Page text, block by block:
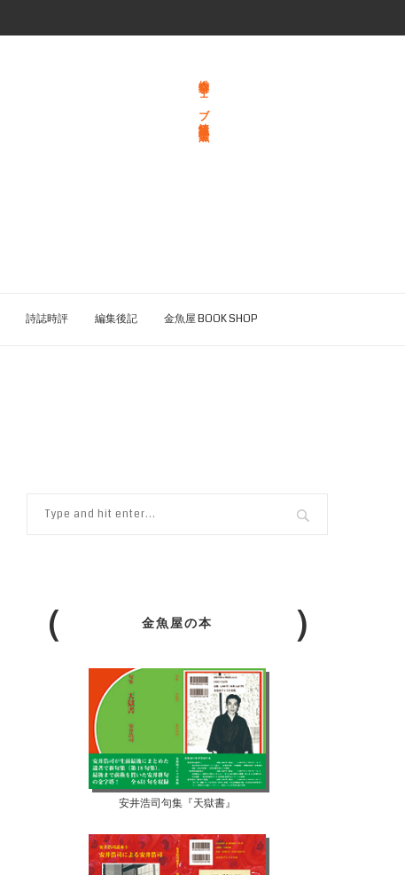
総合文学ウェブ情報誌 文学金魚
詩誌時評 編集後記 金魚屋 BOOK SHOP
金魚屋の本
安井浩司句集『天獄書』